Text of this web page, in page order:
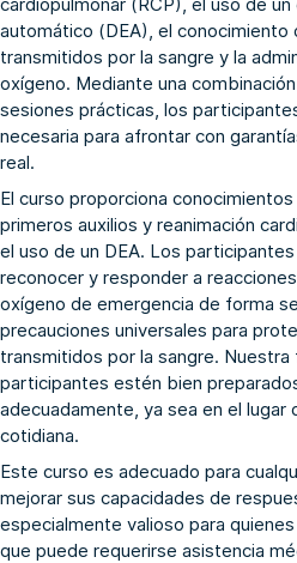
automático (DEA), el conocimiento
transmitidos por la sangre y la
oxígeno. Mediante una
sesiones prácticas, los
necesaria para afrontar con
real.
El curso proporciona
primeros auxilios y reanimación
el uso de un DEA. Los
reconocer y responder a
oxígeno de emergencia de forma
precauciones universales para
transmitidos por la sangre.
participantes estén bien
adecuadamente, ya sea en el lugar
cotidiana.
Este curso es adecuado para
mejorar sus capacidades de
especialmente valioso para
que puede requerirse asistencia